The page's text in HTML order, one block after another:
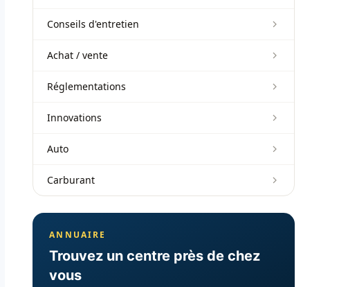
Conseils d'entretien
Achat / vente
Réglementations
Innovations
Auto
Carburant
ANNUAIRE
Trouvez un centre près de chez
vous